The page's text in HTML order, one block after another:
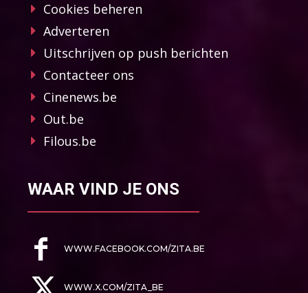
Cookies beheren
Adverteren
Uitschrijven op push berichten
Contacteer ons
Cinenews.be
Out.be
Filous.be
WAAR VIND JE ONS
WWW.FACEBOOK.COM/ZITA.BE
WWW.X.COM/ZITA_BE